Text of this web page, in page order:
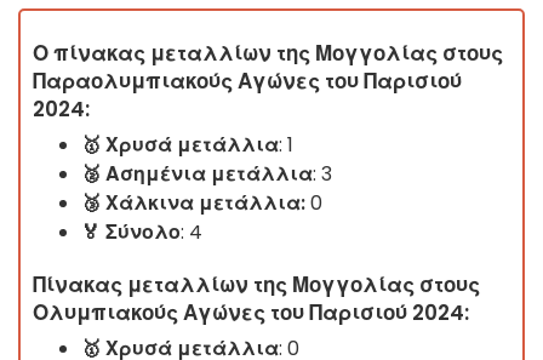
Ο πίνακας μεταλλίων της Μογγολίας στους
Παραολυμπιακούς Αγώνες του Παρισιού
2024:
🥇 Χρυσά μετάλλια: 1
🥈 Ασημένια μετάλλια: 3
🥉 Χάλκινα μετάλλια:0
🏅 Σύνολο: 4
Πίνακας μεταλλίων της Μογγολίας στους
Ολυμπιακούς Αγώνες του Παρισιού 2024:
🥇 Χρυσά μετάλλια: 0